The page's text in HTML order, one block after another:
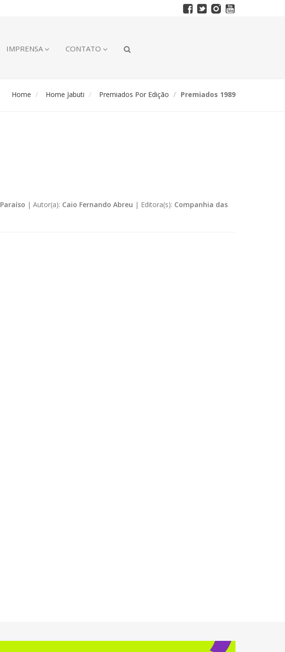
IMPRENSA CONTATO
Home Home Jabuti Premiados Por Edição Premiados 1989
| Autor(a): Caio Fernando Abreu | Editora(s): Companhia das